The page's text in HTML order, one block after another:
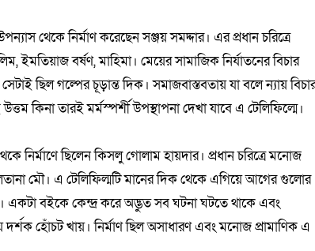
থেকে নির্মাণ করেছেন সঞ্জয় সমদ্দার। এর প্রধান চরিত্রে
ইমতিয়াজ বর্ষণ, মাহিমা। মেয়ের সামাজিক নির্যাতনের বিচার
ছিল গল্পের চূড়ান্ত দিক। সমাজবাস্তবতায় যা বলে ন্যায়
কিনা তারই মর্মস্পর্শী উপস্থাপনা দেখা যাবে এ টেলিফিল্মে।
নির্মাণে ছিলেন কিসলু গোলাম হায়দার। প্রধান চরিত্রে মনোজ
মৌ। এ টেলিফিল্মটি মানের দিক থেকে এগিয়ে আগের গুলোর
একটা বইকে কেন্দ্র করে অদ্ভুত সব ঘটনা ঘটতে থাকে এবং
দর্শক হোঁচট খায়। নির্মাণ ছিল অসাধারণ এবং মনোজ প্রামাণিক এ